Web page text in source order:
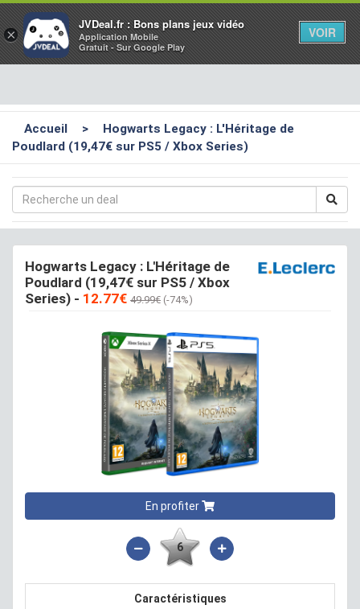
×
JVDeal.fr : Bons plans jeux vidéo
Application Mobile
Gratuit - Sur Google Play
VOIR
Accueil >
Hogwarts Legacy : L'Héritage de
Poudlard (19,47€ sur PS5 / Xbox Series)
Hogwarts Legacy : L'Héritage de
Poudlard (19,47€ sur PS5 / Xbox
Series) - 12.77€ 49.99€ (-74%)
En profiter
6
Caractéristiques